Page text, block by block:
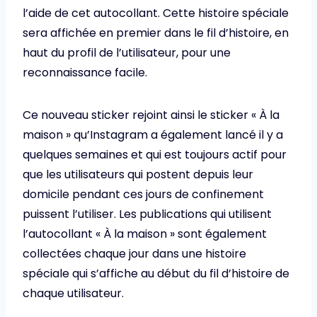
l’aide de cet autocollant. Cette histoire spéciale
sera affichée en premier dans le fil d’histoire, en
haut du profil de l’utilisateur, pour une
reconnaissance facile.
Ce nouveau sticker rejoint ainsi le sticker « À la
maison » qu’Instagram a également lancé il y a
quelques semaines et qui est toujours actif pour
que les utilisateurs qui postent depuis leur
domicile pendant ces jours de confinement
puissent l’utiliser. Les publications qui utilisent
l’autocollant « À la maison » sont également
collectées chaque jour dans une histoire
spéciale qui s’affiche au début du fil d’histoire de
chaque utilisateur.